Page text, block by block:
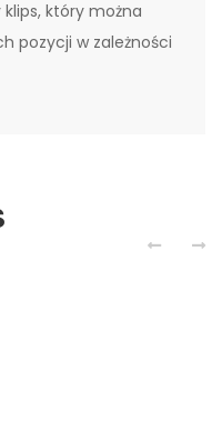
który można
pozycji w zależności